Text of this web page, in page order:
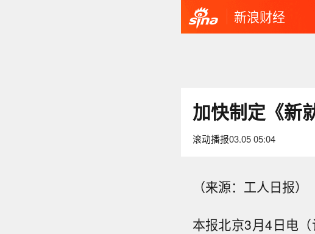
新浪财经
加快制定《新
滚动播报03.05 05:04
（来源：工人日报）
本报北京3月4日电